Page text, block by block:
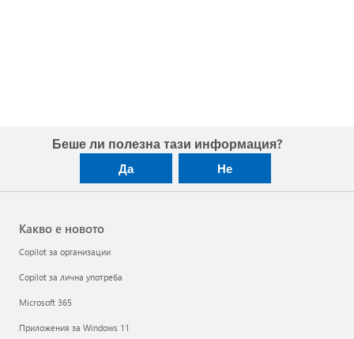
Беше ли полезна тази информация?
Да Не
Какво е новото
Copilot за организации
Copilot за лична употреба
Microsoft 365
Приложения за Windows 11